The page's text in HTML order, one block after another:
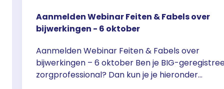
Aanmelden Webinar Feiten & Fabels over
bijwerkingen - 6 oktober
Aanmelden Webinar Feiten & Fabels over
bijwerkingen – 6 oktober Ben je BIG-
zorgprofessional? Dan kun je je hieronder